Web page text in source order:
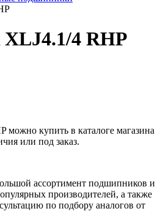
4 RHP
купить в каталоге магазина
или под заказ.
ассортимент подшипников и
производителей, а также
по подбору аналогов от